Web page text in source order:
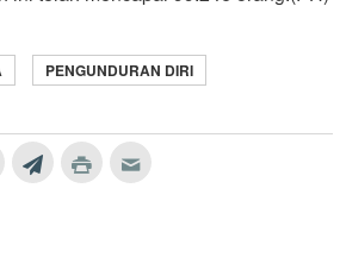
PENGUNDURAN DIRI